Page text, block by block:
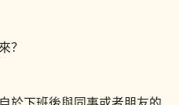
？